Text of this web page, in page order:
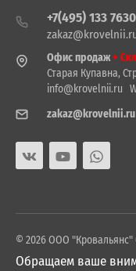
+7(495) 133 7630
Офис продаж+
Старая Купавна,
info@krovelnii.ru
zakaz@krovelnii.ru
© 2026 ООО "Кровальянс"
Обращаем ваше